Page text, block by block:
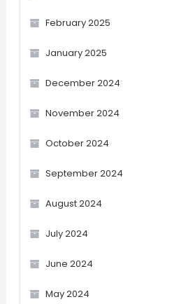
February 2025
January 2025
December 2024
November 2024
October 2024
September 2024
August 2024
July 2024
June 2024
May 2024